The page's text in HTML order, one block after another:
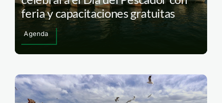
feria y capacitaciones gratuitas
Agenda